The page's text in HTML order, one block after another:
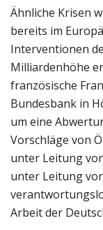
Ähnliche Krisen
bereits im
Interventionen
Milliardenhöhe
französische
Bundesbank in
um eine
Vorschläge von
unter Leitung
unter Leitung
Arbeit der